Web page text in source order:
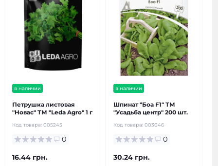
в наличии
Петрушка листовая
"Новас" ТМ "Leda Agro" 1 г
Код товара: 005245
0
16.44 грн.
в наличии
Шпинат "Боа F1" ТМ
"Усадьба центр" 200 шт.
Код товара: 003046
0
30.24 грн.